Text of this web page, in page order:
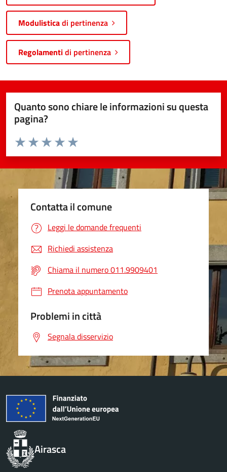
Modulisticadi pertinenza
Regolamentidi pertinenza
Quanto sono chiare le informazioni su questa
pagina?
Valuta da 1 a 5 stelle la pagina
Valuta 5 stelle su 5
Valuta 4 stelle su 5
Valuta 3 stelle su 5
Valuta 2 stelle su 5
Valuta 1 stelle su 5
Contatta il comune
Leggi le domande frequenti
Richiedi assistenza
Chiama il numero 011.9909401
Prenota appuntamento
Problemi in città
Segnala disservizio
Airasca